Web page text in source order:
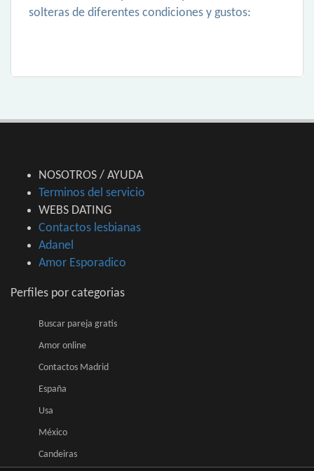
solteras de diferentes condiciones y gustos:
NOSOTROS / AYUDA
Terminos del servicio
WEBS DATING
Contactos lesbianas
Adanel
Amor Esporadico
Perfiles por categorias
Buscar pareja gratis
Amor online
Contactos Madrid
España
Usa
México
Candeiras